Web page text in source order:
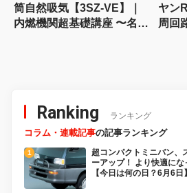
筒自然吸気【3SZ-VE】｜
内燃機関超基礎講座 〜名作
ヤン
周回
Ranking ランキング
コラム・連載記事の記事ランキング
超コンパクトミニバン、
ーアップ！ より快適に
【今日は何の日？6月6日】